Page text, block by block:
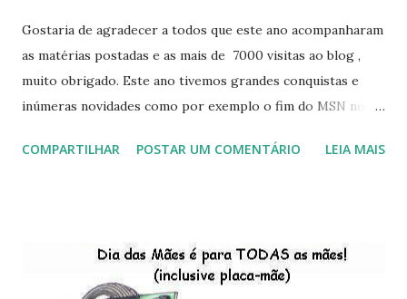
Gostaria de agradecer a todos que este ano acompanharam
as matérias postadas e as mais de 7000 visitas ao blog ,
muito obrigado. Este ano tivemos grandes conquistas e
inúmeras novidades como por exemplo o fim do MSN no
do Kaiana que será lançada em 2013, distro nacional , a
do LibreOffice , o IX Latinoware, a Microsoft boicotando o
Linux (como sempre), o lançamento do Windows 8 e a sua
COMPARTILHAR POSTAR UM COMENTÁRIO LEIA MAIS